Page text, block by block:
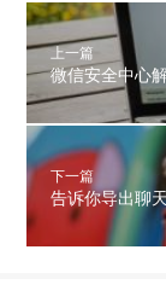
上一篇
微信安全中心
下一篇
告诉你导出聊